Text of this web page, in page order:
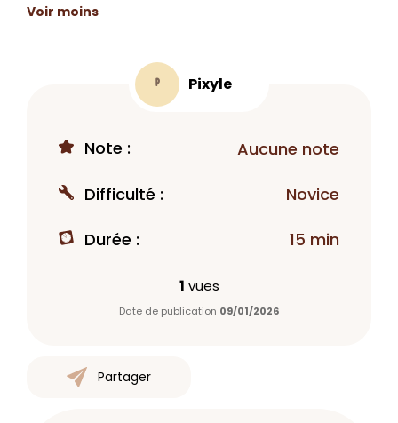
Voir moins
P Pixyle
Note : Aucune note
Difficulté : Novice
Durée : 15 min
1 vues
Date de publication 09/01/2026
Partager